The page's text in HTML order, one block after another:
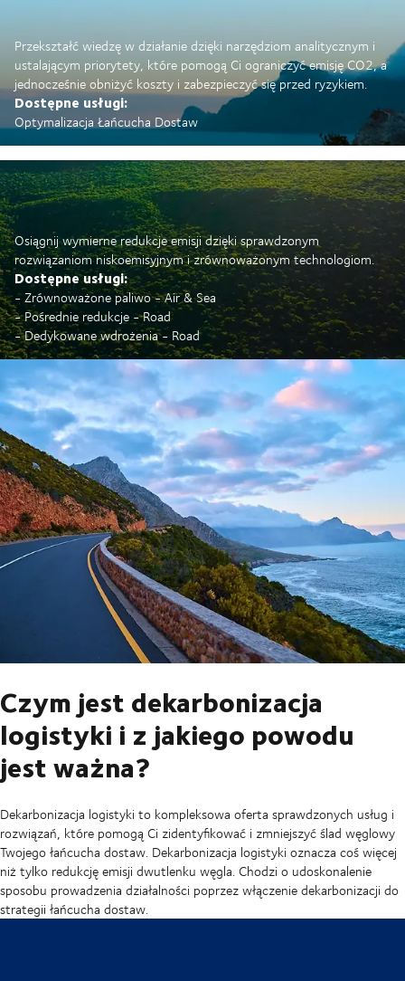
Przekształć wiedzę w działanie dzięki narzędziom analitycznym i
ustalającym priorytety, które pomogą Ci ograniczyć emisję CO2, a
jednocześnie obniżyć koszty i zabezpieczyć się przed ryzykiem.
Dostępne usługi:
Optymalizacja Łańcucha Dostaw
Osiągnij wymierne redukcje emisji dzięki sprawdzonym
rozwiązaniom niskoemisyjnym i zrównoważonym technologiom.
Dostępne usługi:
- Zrównoważone paliwo - Air & Sea
- Pośrednie redukcje - Road
- Dedykowane wdrożenia - Road
Czym jest dekarbonizacja
logistyki i z jakiego powodu
jest ważna?
Dekarbonizacja logistyki to kompleksowa oferta sprawdzonych usług i
rozwiązań, które pomogą Ci zidentyfikować i zmniejszyć ślad węglowy
Twojego łańcucha dostaw. Dekarbonizacja logistyki oznacza coś więcej
niż tylko redukcję emisji dwutlenku węgla. Chodzi o udoskonalenie
sposobu prowadzenia działalności poprzez włączenie dekarbonizacji do
strategii łańcucha dostaw.